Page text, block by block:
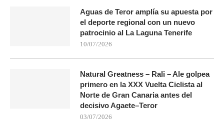
Aguas de Teror amplía su apuesta por
el deporte regional con un nuevo
patrocinio al La Laguna Tenerife
10/07/2026
Natural Greatness – Rali – Ale golpea
primero en la XXX Vuelta Ciclista al
Norte de Gran Canaria antes del
decisivo Agaete–Teror
03/07/2026